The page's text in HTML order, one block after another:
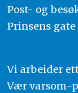
Post- og
Prinsens gate
Vi arbeider
Vær varsom-